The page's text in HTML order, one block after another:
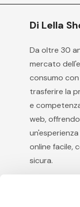
Di Lella
Da oltre 30
mercato
consumo
trasferire la
e
web,
online facile,
sicura.